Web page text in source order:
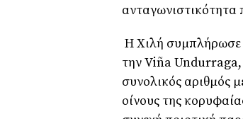
Η Χιλή συμπλήρωσε
τηνViña Undurraga
συνολικός αριθμός
οίνους της